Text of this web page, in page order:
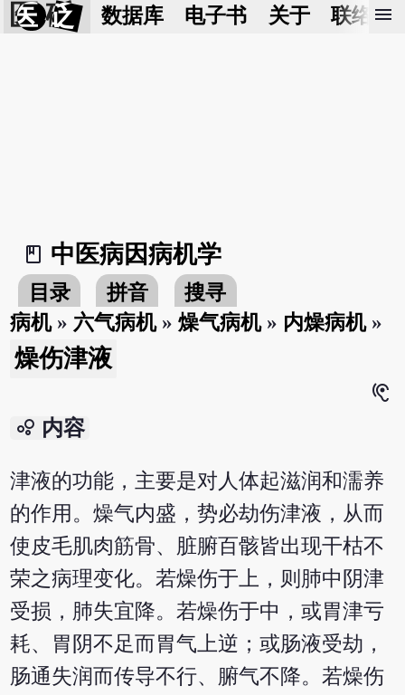
医 砭 数据库 电子书 关于 联络我
menu
book_2
中医病因病机学
目录 拼音
搜寻
病机» 六气病机»燥气病机» 内燥病机»
燥伤津液
hearing
bubble_chart 内容
津液的功能，主要是对人体起滋润和濡养
的作用。燥气内盛，势必劫伤津液，从而
使皮毛肌肉筋骨、脏腑百骸皆出现干枯不
荣之病理变化。若燥伤于上，则肺中阴津
受损，肺失宜降。若燥伤于中，或胃津亏
耗、胃阴不足而胃气上逆；或肠液受劫，
肠通失润而传导不行、腑气不降。若燥伤